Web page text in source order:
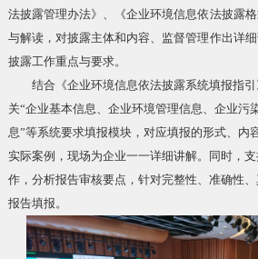
法披露管理办法》、《企业环境信息依法披露
与解读，对披露主体和内容、监督管理作出详
披露工作重点与要求。
结合《企业环境信息依法披露系统填报指引
关“企业基本信息、企业环境管理信息、企业污
息”等系统要求填报模块，对应填报的形式、内
实际案例，现场为企业一一详细讲解。同时，
作，分析报告审核要点，针对完整性、准确性
报告填报。